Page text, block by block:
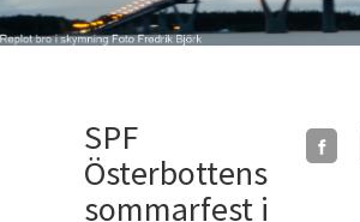
SPF
Österbottens
sommarfest i